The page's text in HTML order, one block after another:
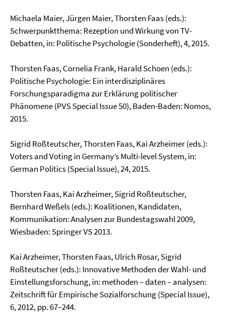
Michaela Maier, Jürgen Maier, Thorsten Faas (eds.):
Schwerpunktthema: Rezeption und Wirkung von TV-
Debatten, in: Politische Psychologie (Sonderheft), 4, 2015.
Thorsten Faas, Cornelia Frank, Harald Schoen (eds.):
Politische Psychologie: Ein interdiszipli­näres
Forschungsparadigma zur Erklärung politischer
Phänomene (PVS Special Issue 50), Baden-Baden: Nomos,
2015.
Sigrid Roßteutscher, Thorsten Faas, Kai Arzheimer (eds.):
Voters and Voting in Germany’s Multi-level System, in:
German Politics (Special Issue), 24, 2015.
Thorsten Faas, Kai Arzheimer, Sigrid Roßteutscher,
Bernhard Weßels (eds.): Koalitionen, Kandidaten,
Kommunikation: Analysen zur Bundestagswahl 2009,
Wiesbaden: Springer VS 2013.
Kai Arzheimer, Thorsten Faas, Ulrich Rosar, Sigrid
Roßteutscher (eds.): Innovative Methoden der Wahl- und
Einstellungsforschung, in: methoden – daten – analysen:
Zeitschrift für Empirische Sozialforschung (Special Issue),
6, 2012, pp. 67–244.